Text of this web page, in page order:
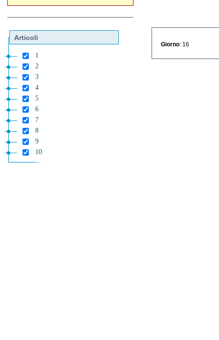
Articoli
1
2
3
4
5
6
7
8
9
10
Giorno : 16